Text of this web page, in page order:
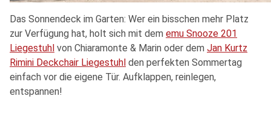
Das Sonnendeck im Garten: Wer ein bisschen mehr Platz
zur Verfügung hat, holt sich mit dem emu Snooze 201
Liegestuhl von Chiaramonte & Marin oder dem Jan Kurtz
Rimini Deckchair Liegestuhl den perfekten Sommertag
einfach vor die eigene Tür. Aufklappen, reinlegen,
entspannen!